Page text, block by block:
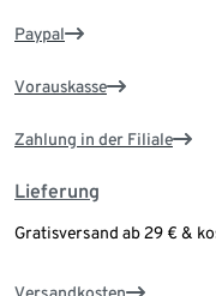
Paypal
Vorauskasse
Zahlung in der Filiale
Lieferung
Gratisversand ab 29 € &